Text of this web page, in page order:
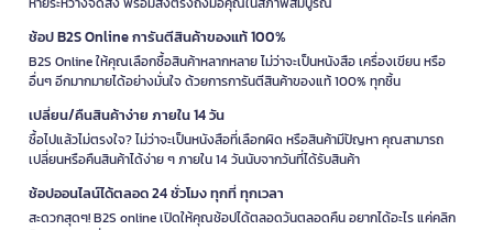
ช้อป B2S Online การันตีสินค้าของแท้ 100%
B2S Online ให้คุณเลือกซื้อสินค้าหลากหลาย ไม่ว่าจะเป็นหนังสือ เครื่องเขียน หรือ
อื่นๆ อีกมากมายได้อย่างมั่นใจ ด้วยการการันตีสินค้าของแท้ 100% ทุกชิ้น
เปลี่ยน/คืนสินค้าง่าย ภายใน 14 วัน
ซื้อไปแล้วไม่ตรงใจ? ไม่ว่าจะเป็นหนังสือที่เลือกผิด หรือสินค้ามีปัญหา คุณสามารถ
เปลี่ยนหรือคืนสินค้าได้ง่าย ๆ ภายใน 14 วันนับจากวันที่ได้รับสินค้า
ช้อปออนไลน์ได้ตลอด 24 ชั่วโมง ทุกที่ ทุกเวลา
สะดวกสุดๆ! B2S online เปิดให้คุณช้อปได้ตลอดวันตลอดคืน อยากได้อะไร แค่คลิก